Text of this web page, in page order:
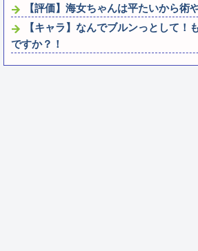
【評価】海女ちゃんは平たいから術
【キャラ】なんでブルンっとして！
ですか？！